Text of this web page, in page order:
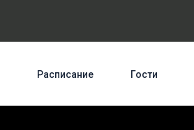
Расписание Гости